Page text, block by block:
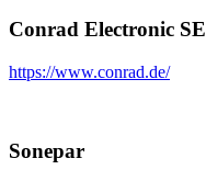
Conrad Electronic SE
https://www.conrad.de/
Sonepar